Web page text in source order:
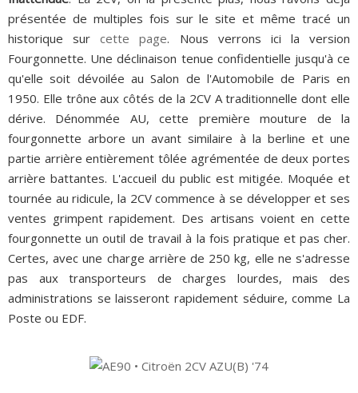
présentée de multiples fois sur le site et même tracé un
historique surcette page. Nous verrons ici la version
Fourgonnette. Une déclinaison tenue confidentielle jusqu'à ce
qu'elle soit dévoilée au Salon de l'Automobile de Paris en
1950. Elle trône aux côtés de la 2CV A traditionnelle dont elle
dérive. Dénommée AU, cette première mouture de la
fourgonnette arbore un avant similaire à la berline et une
partie arrière entièrement tôlée agrémentée de deux portes
arrière battantes. L'accueil du public est mitigée. Moquée et
tournée au ridicule, la 2CV commence à se développer et ses
ventes grimpent rapidement. Des artisans voient en cette
fourgonnette un outil de travail à la fois pratique et pas cher.
Certes, avec une charge arrière de 250 kg, elle ne s'adresse
pas aux transporteurs de charges lourdes, mais des
administrations se laisseront rapidement séduire, comme La
Poste ou EDF.